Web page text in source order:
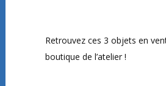
Retrouvez ces 3 objets en
boutique de l’atelier !